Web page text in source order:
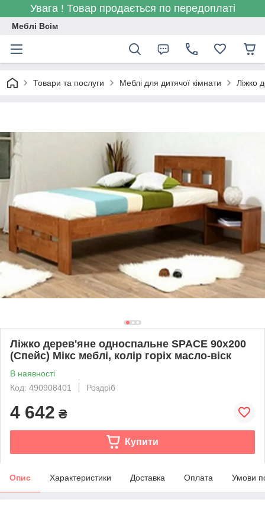
Увага ! Товар продається по передоплаті
Меблі Всім
Товари та послуги Меблі для дитячої кімнати Ліжко
Ліжко дерев'яне односпальне SPACE 90х200
(Спейс) Мікс меблі, колір горіх масло-віск
В наявності
Код: 490908401
Роздріб
4 642 ₴
Купити
Опис Характеристики Доставка Оплата Умови